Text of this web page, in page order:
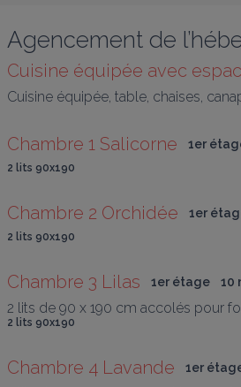
Agencement de
Cuisine équipée avec
Cuisine équipée, table, chaises,
Chambre 1 Salicorne 1er
2 lits 90x190
Chambre 2 Orchidée 1er
2 lits 90x190
Chambre 3 Lilas 1er étage 10
2 lits de 90 x 190 cm accolés pour
2 lits 90x190
Chambre 4 Lavande 1er